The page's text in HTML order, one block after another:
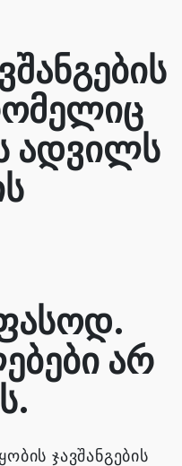
ადვილს
არ
ჯავშანგების